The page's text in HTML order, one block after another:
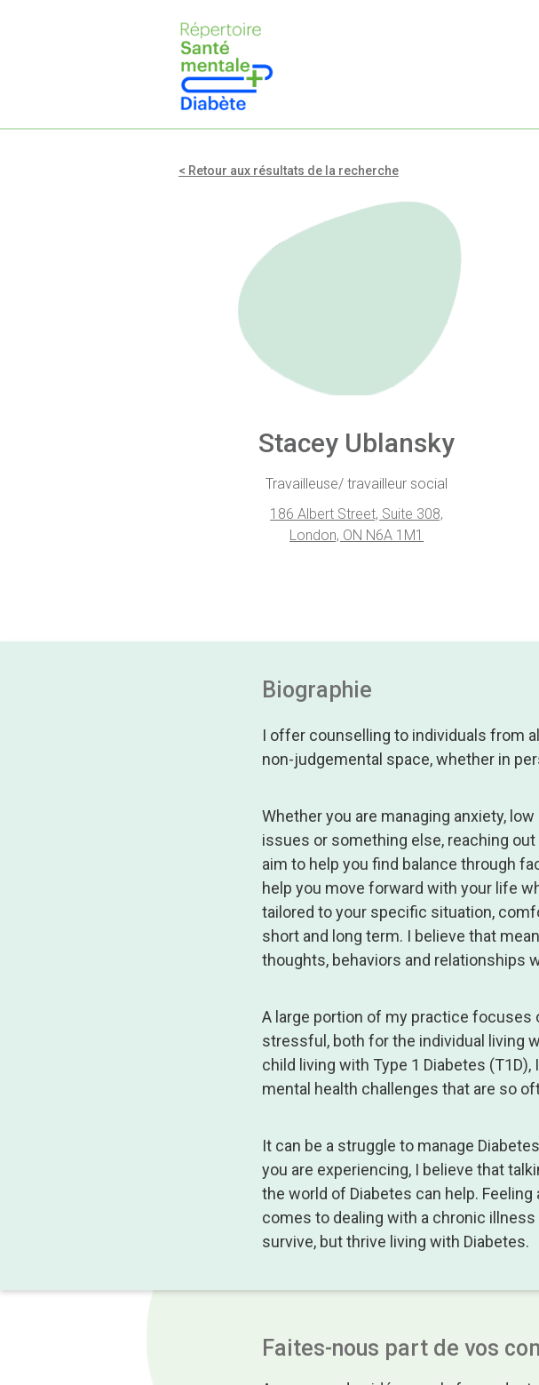
< Retour aux résultats de la recherche
Stacey Ublansky
Travailleuse/ travailleur social
186 Albert Street, Suite 308,
London, ON N6A 1M1
Biographie
I offer counselling to individuals from
non-judgemental space, whether in
Whether you are managing anxiety,
issues or something else, reaching
aim to help you find balance through
help you move forward with your life
tailored to your specific situation,
short and long term. I believe that
thoughts, behaviors and relationships
A large portion of my practice focuses
stressful, both for the individual living
child living with Type 1 Diabetes
mental health challenges that are so
It can be a struggle to manage
you are experiencing, I believe that
the world of Diabetes can help.
comes to dealing with a chronic
survive, but thrive living with Diabetes.
Faites-nous part de vos